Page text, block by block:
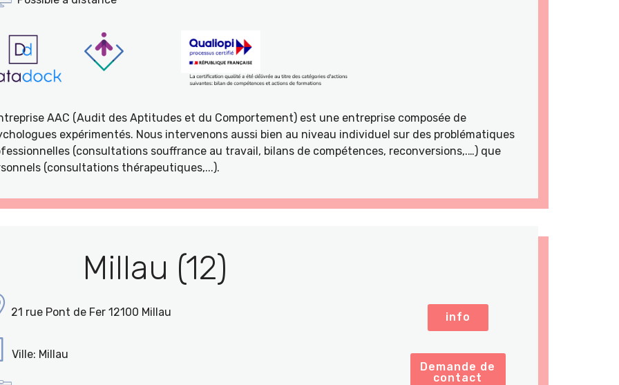
AAC (Audit des Aptitudes et du Comportement) est une entreprise composée de
expérimentés. Nous intervenons aussi bien au niveau individuel sur des problématiques
(consultations souffrance au travail, bilans de compétences, reconversions,.…) que
(consultations thérapeutiques,...).
Millau (12)
21 rue Pont de Fer 12100 Millau
Ville: Millau
info
Demande de
contact